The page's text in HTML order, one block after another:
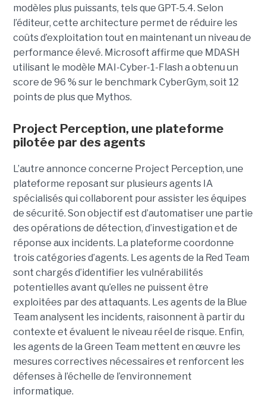
modèles plus puissants, tels que GPT-5.4. Selon
l’éditeur, cette architecture permet de réduire les
coûts d’exploitation tout en maintenant un niveau de
performance élevé. Microsoft affirme que MDASH
utilisant le modèle MAI-Cyber-1-Flash a obtenu un
score de 96 % sur le benchmark CyberGym, soit 12
points de plus que Mythos.
Project Perception, une plateforme
pilotée par des agents
L’autre annonce concerne Project Perception, une
plateforme reposant sur plusieurs agents IA
spécialisés qui collaborent pour assister les équipes
de sécurité. Son objectif est d’automatiser une partie
des opérations de détection, d’investigation et de
réponse aux incidents. La plateforme coordonne
trois catégories d’agents. Les agents de la Red Team
sont chargés d’identifier les vulnérabilités
potentielles avant qu’elles ne puissent être
exploitées par des attaquants. Les agents de la Blue
Team analysent les incidents, raisonnent à partir du
contexte et évaluent le niveau réel de risque. Enfin,
les agents de la Green Team mettent en œuvre les
mesures correctives nécessaires et renforcent les
défenses à l’échelle de l’environnement
informatique.